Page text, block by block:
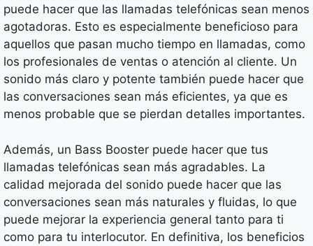
puede hacer que las llamadas telefónicas sean menos
agotadoras. Esto es especialmente beneficioso para
aquellos que pasan mucho tiempo en llamadas, como
los profesionales de ventas o atención al cliente. Un
sonido más claro y potente también puede hacer que
las conversaciones sean más eficientes, ya que es
menos probable que se pierdan detalles importantes.
Además, un Bass Booster puede hacer que tus
llamadas telefónicas sean más agradables. La
calidad mejorada del sonido puede hacer que las
conversaciones sean más naturales y fluidas, lo que
puede mejorar la experiencia general tanto para ti
como para tu interlocutor. En definitiva, los beneficios